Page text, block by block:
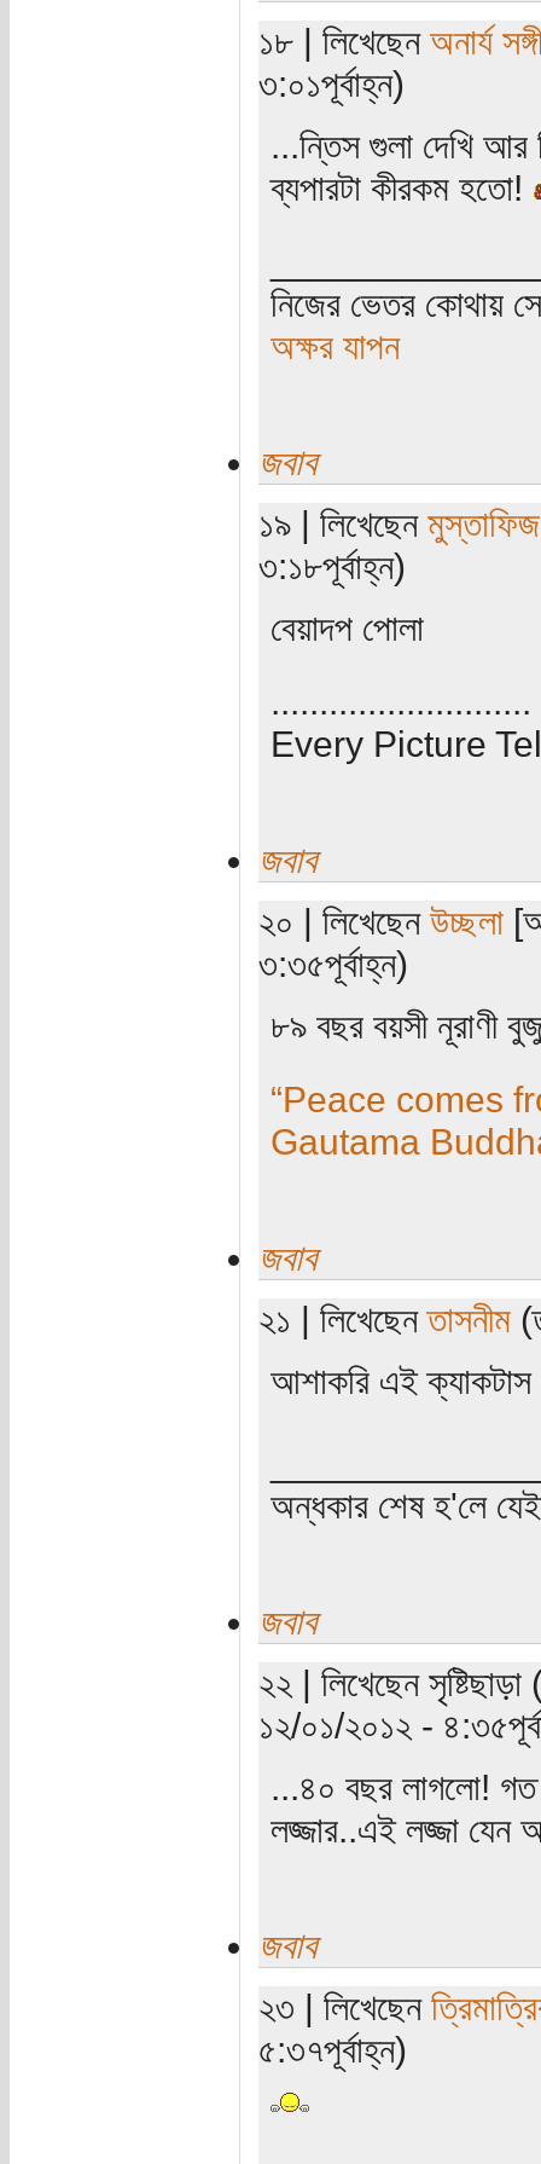
১৮ | লিখেছেন অনার্য
৩:০১পূর্বাহ্ন)
...ন্তিস গুলা দেখি আর
ব্যপারটা কীরকম হতো!
নিজের ভেতর কোথায়
অক্ষর যাপন
জবাব
১৯ | লিখেছেন মুস্তাফিজ
৩:১৮পূর্বাহ্ন)
বেয়াদপ পোলা
...........................
Every Picture
জবাব
২০ | লিখেছেন উচ্ছলা
৩:৩৫পূর্বাহ্ন)
৮৯ বছর বয়সী নূরাণী
“Peace comes
Gautama
জবাব
২১ | লিখেছেনতাসনীম
আশাকরি এই
অন্ধকার শেষ হ'লে
জবাব
২২ | লিখেছেন
১২/০১/২০১২ -
...৪০ বছর লাগলো! গত
লজ্জার..এই লজ্জা যেন
জবাব
২৩ | লিখেছেন
৫:৩৭পূর্বাহ্ন)